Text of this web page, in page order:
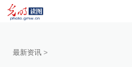
最新资讯 >